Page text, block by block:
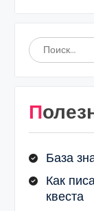
Найти:
База
Как
квеста